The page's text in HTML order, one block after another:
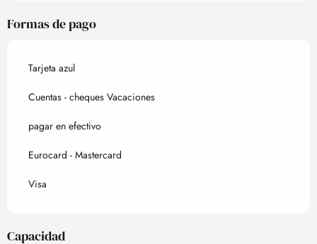
Formas de pago
Tarjeta azul
Cuentas - cheques Vacaciones
pagar en efectivo
Eurocard - Mastercard
Visa
Capacidad